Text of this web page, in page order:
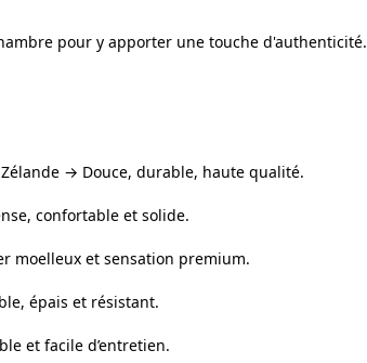
pour y apporter une touche d'authenticité.
→ Douce, durable, haute qualité.
confortable et solide.
moelleux et sensation premium.
épais et résistant.
et facile d’entretien.